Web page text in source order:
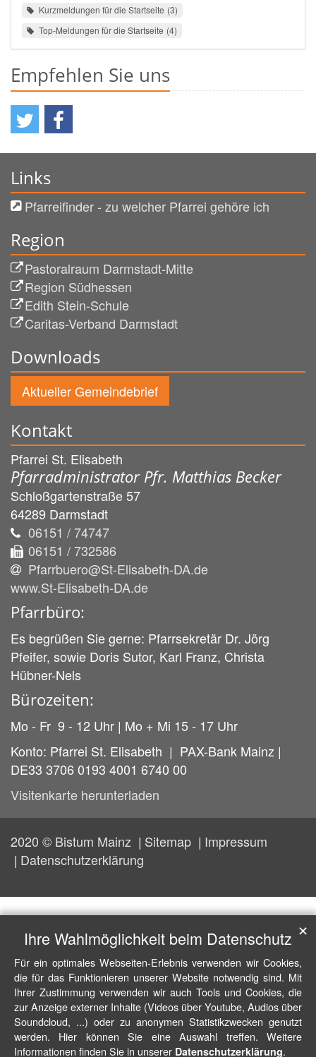
Kurzmeldungen für die Startseite 3
Top-Meldungen für die Startseite 4
Empfehlen Sie uns
Links
Pfarreifinder - zu welcher Pfarrei gehöre ich
Region
Pastoralraum Darmstadt-Mitte
Region Südhessen
Edith Stein-Schule
Caritas-Verband Darmstadt
Downloads
Aktueller Gemeindebrief
Kontakt
Pfarrei St. Elisabeth
Pfarradministrator Pfr. Matthias Becker
Schloßgartenstraße 57
64289 Darmstadt
06151 / 74747
06151 / 732586
Pfarrbuero@St-Elisabeth-DA.de
www.St-Elisabeth-DA.de
Pfarrbüro:
Es begrüßen Sie gerne: Pfarrsekretär Dr. Jörg
Pfeifer, sowie Doris Sutor, Karl Franz, Christa
Hübner-Nels
Bürozeiten:
Mo - Fr 9 - 12 Uhr | Mo + Mi 15 - 17 Uhr
Konto: Pfarrei St. Elisabeth | PAX-Bank Mainz |
DE33 3706 0193 4001 6740 00
Visitenkarte herunterladen
2020 © Bistum Mainz Sitemap
Impressum
Datenschutzerklärung
Ihre Wahlmöglichkeit beim Datenschutz
Für ein optimales Webseiten-Erlebnis verwenden wir Cookies,
die für das Funktionieren unserer Website notwendig sind. Mit
Ihrer Zustimmung verwenden wir auch Tools und Cookies, die
zur Anzeige externer Inhalte (Videos über Youtube, Audios über
Soundcloud, ...) oder zu anonymen Statistikzwecken genutzt
werden. Hier können Sie eine Auswahl treffen. Weitere
Informationen finden Sie in unserer Datenschutzerklärung.
✕